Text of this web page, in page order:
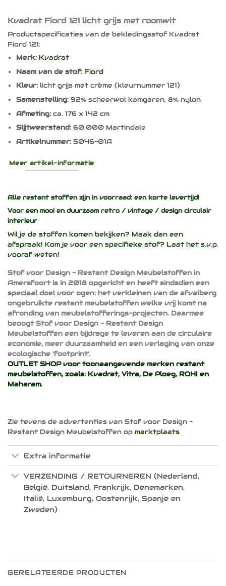
Kvadrat Fiord 121 licht grijs met roomwit
Productspecificaties van de bekledingsstof Kvadrat
Fiord 121:
Merk: Kvadrat
Naam van de stof: Fiord
Kleur:licht grijs met crème (kleurnummer 121)
Samenstelling: 92% scheerwol kamgaren, 8% nylon
Afmeting:ca. 176 x 142 cm
Slijtweerstand:60.000 Martindale
Artikelnummer:5046-01A
Meer artikel-informatie
Alle restant stoffen zijn in voorraad: een korte levertijd!
Voor een mooi en duurzaam retro / vintage / design circulair
interieur
Wil je de stoffen komen bekijken? Maak dan een
afspraak! Kom je voor een specifieke stof? Laat het s.v.p.
vooraf weten!
Stof voor Design - Restant Design Meubelstoffen in
Amersfoort is in 2018 opgericht en heeft sindsdien een
speciaal doel voor ogen: het verkleinen van de afvalberg
ongebruikte restant meubelstoffen welke vrij komt na
afronding van meubelstofferings-projecten. Daarmee
beoogt Stof voor Design - Restant Design
Meubelstoffen een bijdrage te leveren aan de circulaire
economie, meer duurzaamheid en een verlaging van onze
ecologische ‘footprint’.
OUTLET SHOP voor toonaangevende merken restant
meubelstoffen, zoals: Kvadrat, Vitra, De Ploeg, ROHI en
Maharam.
Zie tevens de advertenties van Stof voor Design -
Restant Design Meubelstoffen op marktplaats
Extra informatie
VERZENDING / RETOURNEREN (Nederland,
België, Duitsland, Frankrijk, Denemarken,
Italië, Luxemburg, Oostenrijk, Spanje en
Zweden)
GERELATEERDE PRODUCTEN